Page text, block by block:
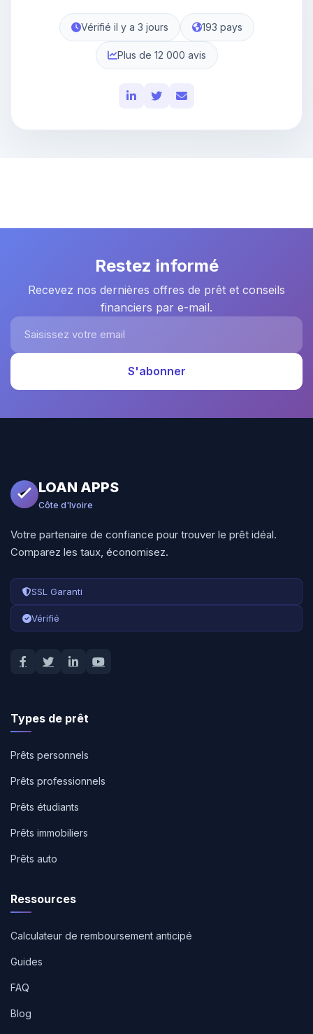
Vérifié il y a 3 jours 193 pays
Plus de 12 000 avis
Restez informé
Recevez nos dernières offres de prêt et conseils
financiers par e-mail.
Saisissez votre email
S'abonner
LOAN APPS
Côte d'Ivoire
Votre partenaire de confiance pour trouver le prêt idéal.
Comparez les taux, économisez.
SSL Garanti
Vérifié
Types de prêt
Prêts personnels
Prêts professionnels
Prêts étudiants
Prêts immobiliers
Prêts auto
Ressources
Calculateur de remboursement anticipé
Guides
FAQ
Blog